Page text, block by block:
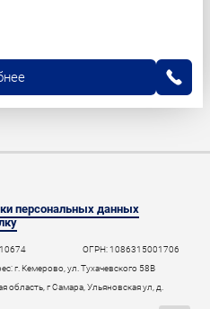
персональных данных
ОГРН: 1086315001706
г. Кемерово, ул. Тухачевского 58В
г Самара, Ульяновская ул, д.